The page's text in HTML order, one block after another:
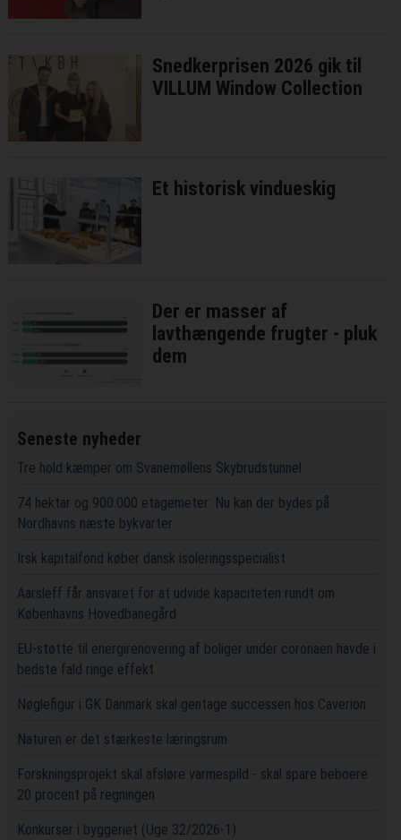
Snedkerprisen 2026 gik til
VILLUM Window Collection
Et historisk vindueskig
Der er masser af
lavthængende frugter - pluk
dem
Seneste nyheder
Tre hold kæmper om Svanemøllens Skybrudstunnel
74 hektar og 900.000 etagemeter: Nu kan der bydes på
Nordhavns næste bykvarter
Irsk kapitalfond køber dansk isoleringsspecialist
Aarsleff får ansvaret for at udvide kapaciteten rundt om
Københavns Hovedbanegård
EU-støtte til energirenovering af boliger under coronaen havde i
bedste fald ringe effekt
Nøglefigur i GK Danmark skal gentage successen hos Caverion
Naturen er det stærkeste læringsrum
Forskningsprojekt skal afsløre varmespild - skal spare beboere
20 procent på regningen
Konkurser i byggeriet (Uge 32/2026-1)